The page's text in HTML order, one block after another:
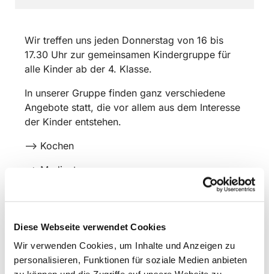
Diese Webseite verwendet Cookies
Wir verwenden Cookies, um Inhalte und Anzeigen zu
personalisieren, Funktionen für soziale Medien anbieten
Wir treffen uns jeden Donnerstag von 16 bis
17.30 Uhr zur gemeinsamen Kindergruppe für
alle Kinder ab der 4. Klasse.
In unserer Gruppe finden ganz verschiedene
Angebote statt, die vor allem aus dem Interesse
der Kinder entstehen.
--> Kochen
--> Medientage